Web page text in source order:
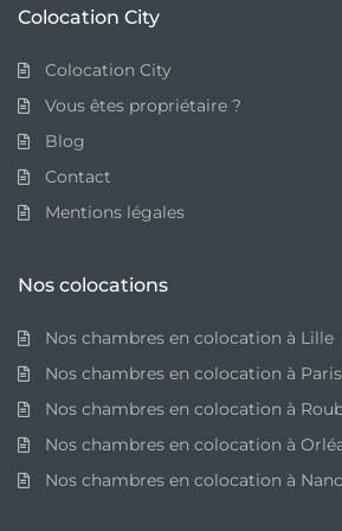
Colocation City
Colocation City
Vous êtes propriétaire ?
Blog
Contact
Mentions légales
Nos colocations
Nos chambres en colocation à Lille
Nos chambres en colocation à
Nos chambres en colocation à
Nos chambres en colocation à
Nos chambres en colocation à